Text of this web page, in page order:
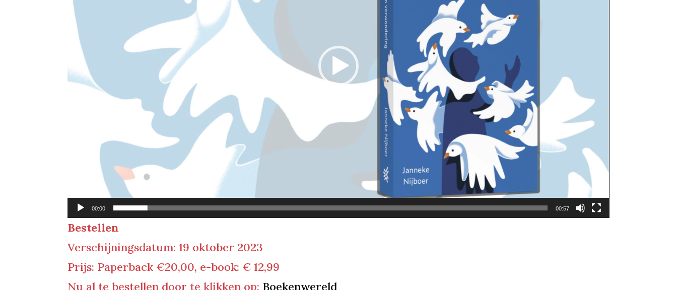
00:00 00:57
Bestellen
Verschijningsdatum: 19 oktober 2023
Prijs: Paperback €20,00, e-book: € 12,99
Nu al te bestellen door te klikken op: Boekenwereld